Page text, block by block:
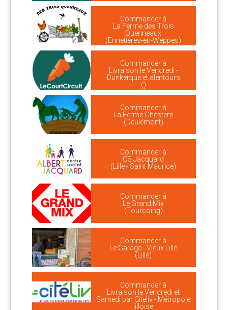
Commander à
La Ferme des Trois
Quenneaux
(Ennetières-en-Weppes)
Commander à
Livraison le Vendredi -
Dunkerque et alentours
()
Commander à
La Ferme Ghestem
(Deulémont)
Commander à
CS Jacquard
(Lille - Saint Maurice)
Commander à
Le Grand Mix
(Tourcoing)
Commander à
Le Garage - Vieux Lille
(Lille)
Commander à
Livraison le Vendredi et
Samedi par Citeliv - Métropole
lilloise